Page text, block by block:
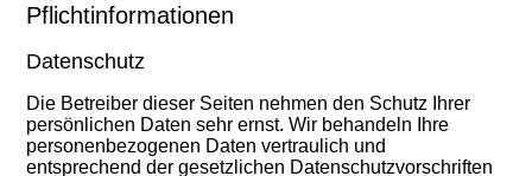
Pflichtinformationen
Datenschutz
Die Betreiber dieser Seiten nehmen den Schutz Ihrer
persönlichen Daten sehr ernst. Wir behandeln Ihre
personenbezogenen Daten vertraulich und
entsprechend der gesetzlichen Datenschutzvorschriften